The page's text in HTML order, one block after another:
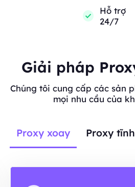
Hỗ trợ
24/7
Giải pháp
Chúng tôi cung cấp các sản
mọi nhu cầu của
Proxy xoay Proxy tĩnh